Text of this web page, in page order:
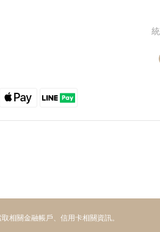
相關金融帳戶、信用卡相關資訊。